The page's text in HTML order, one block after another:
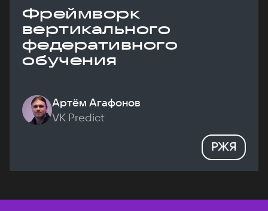
Фреймворк
вертикального
федеративного
обучения
Артём Агафонов
VK Predict
РЖЯ